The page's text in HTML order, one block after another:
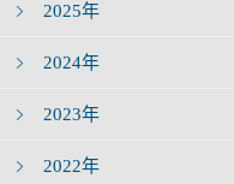
2025年
2024年
2023年
2022年